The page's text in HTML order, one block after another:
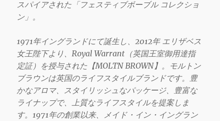
スパイアされた「フェスティブボーブル コレクショ
ン」。
1971年イングランドにて誕生し、2012年 エリザベス
女王陛下より、Royal Warrant（英国王室御用達指
定証）を授与された【MOLTN BROWN】。モルトン
ブラウンは英国のライフスタイルブランドです。豊
かなアロマ、スタイリッシュなパッケージ、豊富な
ライナップで、上質なライフスタイルを提案しま
す。1971年の創業以来、メイド・イン・イングラン